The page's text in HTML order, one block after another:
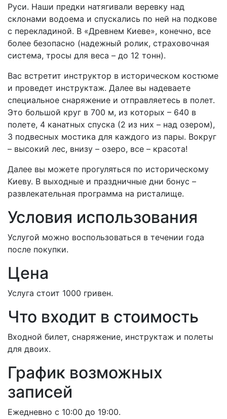
Руси. Наши предки натягивали веревку над
склонами водоема и спускались по ней на подкове
с перекладиной. В «Древнем Киеве», конечно, все
более безопасно (надежный ролик, страховочная
система, тросы для веса – до 12 тонн).
Вас встретит инструктор в историческом костюме
и проведет инструктаж. Далее вы надеваете
специальное снаряжение и отправляетесь в полет.
Это большой круг в 700 м, из которых – 640 в
полете, 4 канатных спуска (2 из них – над озером),
3 подвесных мостика для каждого из пары. Вокруг
– высокий лес, внизу – озеро, все – красота!
Далее вы можете прогуляться по историческому
Киеву. В выходные и праздничные дни бонус –
развлекательная программа на ристалище.
Условия использования
Услугой можно воспользоваться в течении года
после покупки.
Цена
Услуга стоит 1000 гривен.
Что входит в стоимость
Входной билет, снаряжение, инструктаж и полеты
для двоих.
График возможных
записей
Ежедневно с 10:00 до 19:00.